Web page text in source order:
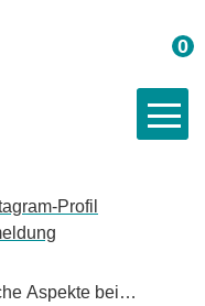
0
Aspekte bei